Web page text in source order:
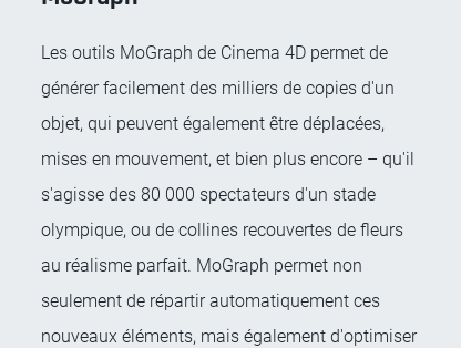
Les outils MoGraph de Cinema 4D permet de
générer facilement des milliers de copies d'un
objet, qui peuvent également être déplacées,
mises en mouvement, et bien plus encore – qu'il
s'agisse des 80 000 spectateurs d'un stade
olympique, ou de collines recouvertes de fleurs
au réalisme parfait. MoGraph permet non
seulement de répartir automatiquement ces
nouveaux éléments, mais également d'optimiser